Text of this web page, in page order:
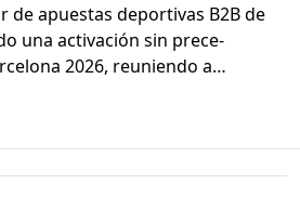
de apues­tas deporti­vas B2B de
una acti­vación sin prece­
2026, reunien­do a…